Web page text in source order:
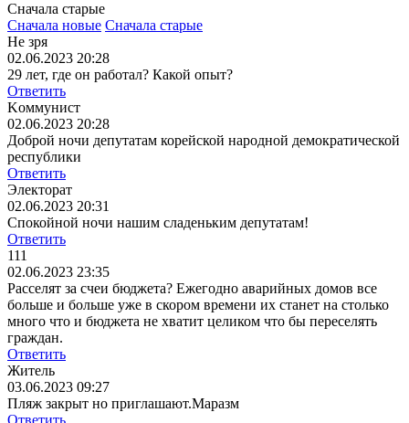
Сначала старые
Сначала новые Сначала старые
Не зря
02.06.2023 20:28
29 лет, где он работал? Какой опыт?
Ответить
Koммунист
02.06.2023 20:28
Доброй ночи депутатам корейской народной демократической
республики
Ответить
Электорат
02.06.2023 20:31
Спокойной ночи нашим сладеньким депутатам!
Ответить
111
02.06.2023 23:35
Расселят за счеи бюджета? Ежегодно аварийных домов все
больше и больше уже в скором времени их станет на столько
много что и бюджета не хватит целиком что бы переселять
граждан.
Ответить
Житель
03.06.2023 09:27
Пляж закрыт но приглашают.Маразм